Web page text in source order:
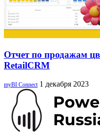
Отчет по продажам
RetailCRM
myBI Connect 1 декабря 2023